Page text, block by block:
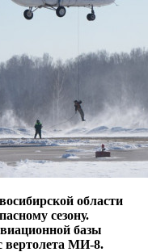
области
сезону.
базы
вертолета МИ-8.